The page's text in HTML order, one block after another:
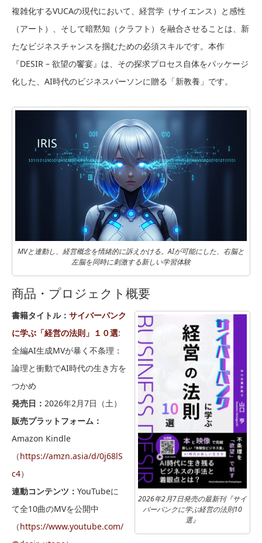
複雑化するVUCAの現代において、経営学（サイエンス）と感性
（アート）、そして暗黙知（クラフト）を融合させることは、新
たなビジネスチャンスを掴むための必須スキルです。本作
『DESIR – 欲望の饗宴』は、その探求プロセス自体をパッケージ
化した、AI時代のビジネスパーソンに贈る「新教養」です。
MVと連動し、経営概念を情緒的に訴えかける。AIが可能にした、右脳と
左脳を同時に刺激する新しい学習体験
商品・プロジェクト概要
2026年2月7日発売の最新刊『サイ
バーパンクに学ぶ経営の法則10
選』
書籍タイトル： サイバーパンク
に学ぶ「経営の法則」１０選:
全編AI生成MVが暴く不条理：
論理と衝動でAI時代の生き方を
つかめ
発売日： 2026年2月7日（土）
販売プラットフォーム：
Amazon Kindle
（https://amzn.asia/d/0j68lS
c4）
連動コンテンツ： YouTubeに
て全10曲のMVを公開中
（https://www.youtube.com/